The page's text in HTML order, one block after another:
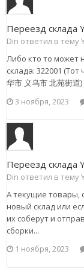
Переезд склада
Din ответил в тему
Либо кто то может
склада: 322001 (Тот
华市 义乌市 北苑街道)
3 ноября, 2023
Переезд склада
Din ответил в тему
А текущие товары,
новый склад или
их соберут и
сборки...
1 ноября, 2023